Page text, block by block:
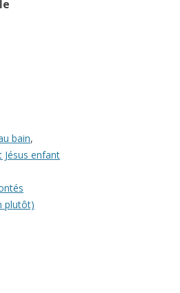
bain,
Jésus enfant
plutôt)